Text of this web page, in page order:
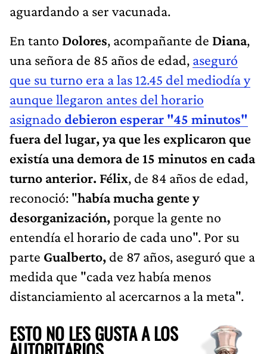
aguardando a ser vacunada.
En tanto Dolores, acompañante de Diana,
una señora de 85 años de edad, aseguró
que su turno era a las 12.45 del mediodía y
aunque llegaron antes del horario
asignado debieron esperar "45 minutos"
fuera del lugar, ya que les explicaron que
existía una demora de 15 minutos en cada
turno anterior. Félix, de 84 años de edad,
reconoció: "había mucha gente y
desorganización,porque la gente no
entendía el horario de cada uno". Por su
parte Gualberto, de 87 años, aseguró que a
medida que "cada vez había menos
distanciamiento al acercarnos a la meta".
ESTO NO LES GUSTA A LOS